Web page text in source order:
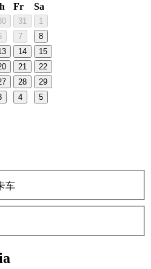
Fr Sa
31
1
7
8
14
15
21
22
28
29
4 5
车